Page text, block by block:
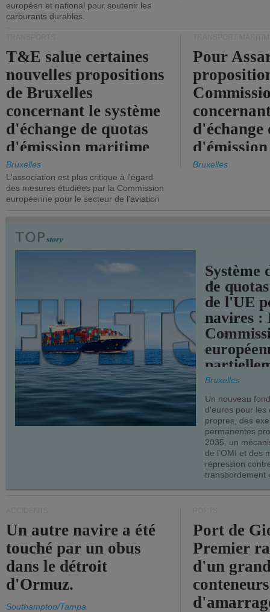
européen et national pour soutenir les
carburants durables.
T&E salue certaines
nouvelles propositions
de Bruxelles
concernant le système
d'échange de quotas
d'émission maritime
de l'UE.
Bruxelles
L'association est plus critique à l'égard
des mesures étudiées par la Commission
européenne pour le secteur de l'aviation
Pour
d'échange
timide,
Bruxelles
Système
de
de l'UE
navires :
Bruxelles
Un nouveau
d'euros pour les
propres, des
permanentes
2035, un
de l'OMI et des
répression
transbordement
Un autre navire a été
touché par un obus
dans le détroit
d'Ormuz.
Southampton/Tampa
Port de
Premier
d'un